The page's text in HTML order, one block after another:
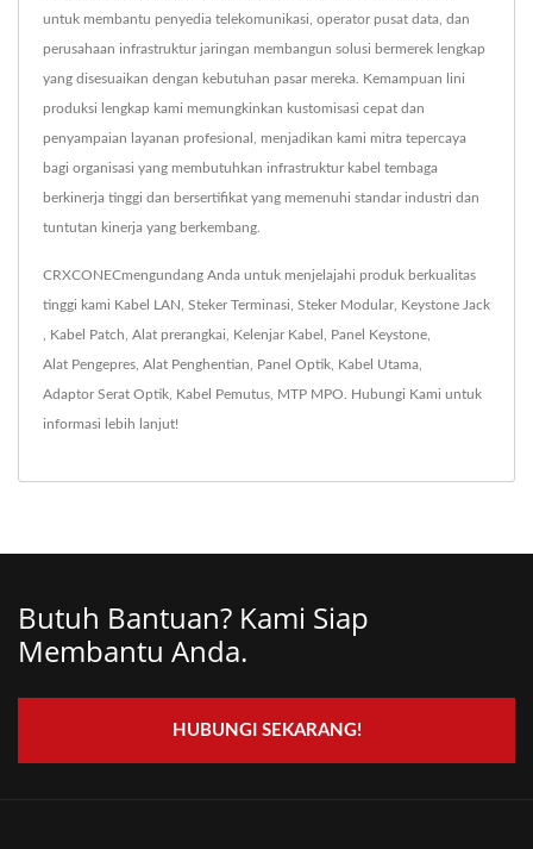
untuk membantu penyedia telekomunikasi, operator pusat data, dan
perusahaan infrastruktur jaringan membangun solusi bermerek lengkap
yang disesuaikan dengan kebutuhan pasar mereka. Kemampuan lini
produksi lengkap kami memungkinkan kustomisasi cepat dan
penyampaian layanan profesional, menjadikan kami mitra tepercaya
bagi organisasi yang membutuhkan infrastruktur kabel tembaga
berkinerja tinggi dan bersertifikat yang memenuhi standar industri dan
tuntutan kinerja yang berkembang.
CRXCONECmengundang Anda untuk menjelajahi produk berkualitas
tinggi kami Kabel LAN Steker Terminasi Steker Modular, Keystone Jack
Kabel Patch Alat prerangkai Kelenjar Kabel Panel Keystone
Alat Pengepres Alat Penghentian Panel Optik Kabel Utama
Adaptor Serat Optik Kabel Pemutus MTP MPO Hubungi Kami untuk
informasi lebih lanjut!
Butuh Bantuan? Kami Siap
Membantu Anda.
HUBUNGI SEKARANG!